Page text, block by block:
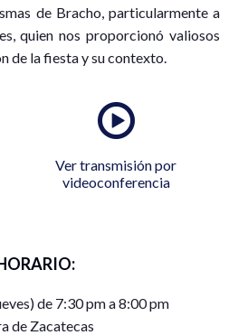
de Bracho, particularmente a
quien nos proporcionó valiosos
de la fiesta y su contexto.
Ver transmisión por
videoconferencia
de 7:30 pm a 8:00 pm
de Zacatecas